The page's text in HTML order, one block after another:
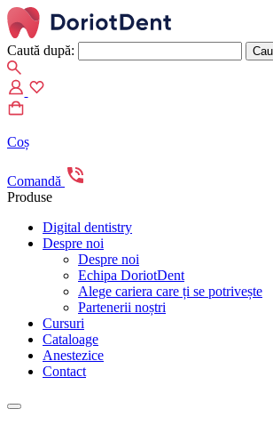
Caută după:
When autocomplete results are available use
Coș
Comandă
Produse
Digital dentistry
Despre noi
Despre noi
Echipa DoriotDent
Alege cariera care ți se potrivește
Partenerii noștri
Cursuri
Cataloage
Anestezice
Contact